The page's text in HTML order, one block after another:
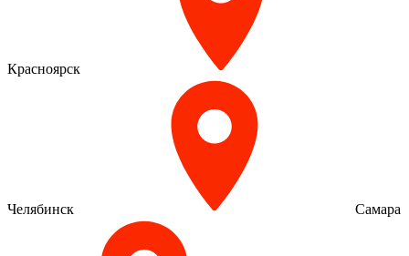
Красноярск
Челябинск Самара